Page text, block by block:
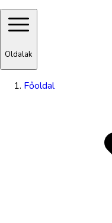
Oldalak
Főoldal